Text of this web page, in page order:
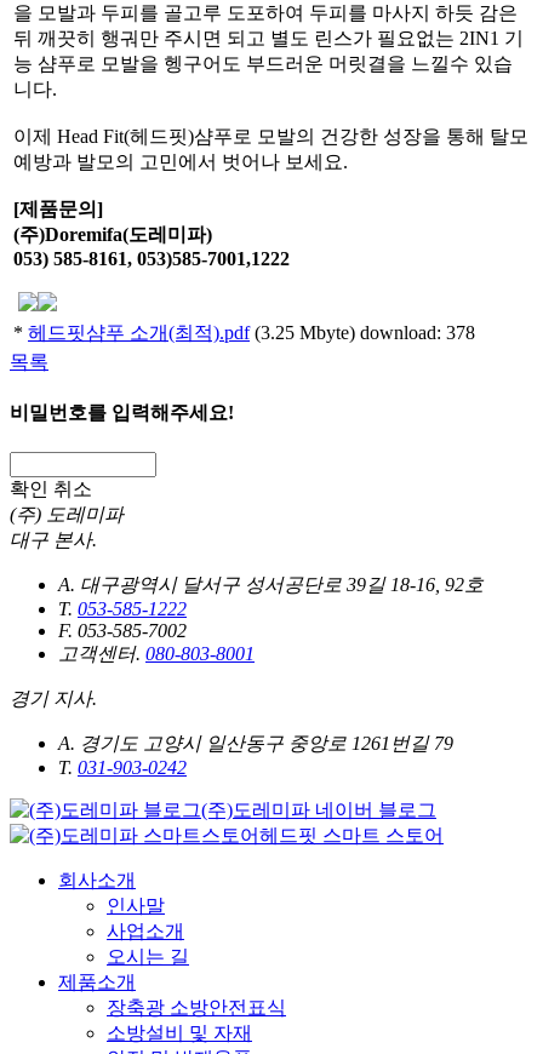
을 모발과 두피를 골고루 도포하여 두피를 마사지 하듯 감은
뒤 깨끗히 행궈만 주시면 되고 별도 린스가 필요없는 2IN1 기
능 샴푸로 모발을 헹구어도 부드러운 머릿결을 느낄수 있습
니다.
이제 Head Fit(헤드핏)샴푸로 모발의 건강한 성장을 통해 탈모
예방과 발모의 고민에서 벗어나 보세요.
[제품문의 ]
(주)Doremifa(도레미파)
053) 585-8161, 053)585-7001,1222
* 헤드핏샴푸 소개(최적).pdf(3.25 Mbyte) download: 378
목록
비밀번호를 입력해주세요!
확인 취소
(주) 도레미파
대구 본사.
A. 대구광역시 달서구 성서공단로 39길 18-16, 92호
T. 053-585-1222
F. 053-585-7002
고객센터. 080-803-8001
경기 지사.
A. 경기도 고양시 일산동구 중앙로 1261번길 79
T. 031-903-0242
(주)도레미파 네이버 블로그
헤드핏 스마트 스토어
회사소개
인사말
사업소개
오시는 길
제품소개
장축광 소방안전표식
소방설비 및 자재